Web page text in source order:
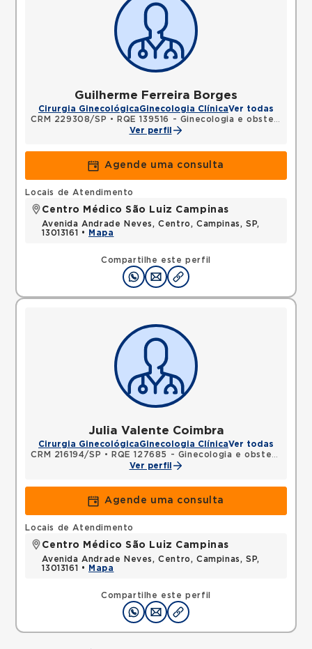
Guilherme Ferreira Borges
Cirurgia GinecológicaGinecologia ClínicaVer todas
CRM 229308/SP •
RQE 139516 - Ginecologia e obstetrícia
Ver perfil
Agende uma consulta
Compartilhe este perfil
Locais de Atendimento
Centro Médico São Luiz Campinas
Avenida Andrade Neves, Centro, Campinas, SP,
13013161 •
Mapa
Julia Valente Coimbra
Cirurgia GinecológicaGinecologia ClínicaVer todas
CRM 216194/SP •
RQE 127685 - Ginecologia e obstetrícia
Ver perfil
Agende uma consulta
Compartilhe este perfil
Locais de Atendimento
Centro Médico São Luiz Campinas
Avenida Andrade Neves, Centro, Campinas, SP,
13013161 •
Mapa